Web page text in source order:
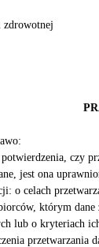
zdrowotnej
czy
jest ona
o celach
którym dane
lub o kryteriach
przetwarzania